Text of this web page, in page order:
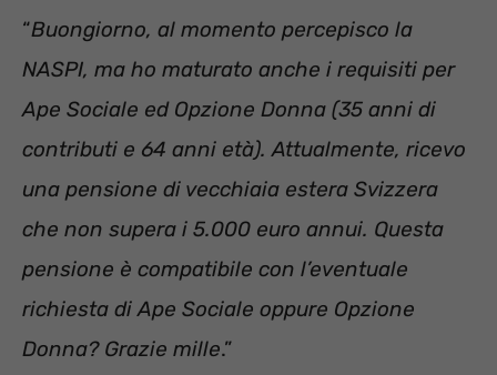
“Buongiorno, al momento percepisco la
NASPI, ma ho maturato anche i requisiti per
Ape Sociale ed Opzione Donna (35 anni di
contributi e 64 anni età). Attualmente, ricevo
una pensione di vecchiaia estera Svizzera
che non supera i 5.000 euro annui. Questa
pensione è compatibile con l’eventuale
richiesta di Ape Sociale oppure Opzione
Donna? Grazie mille.”